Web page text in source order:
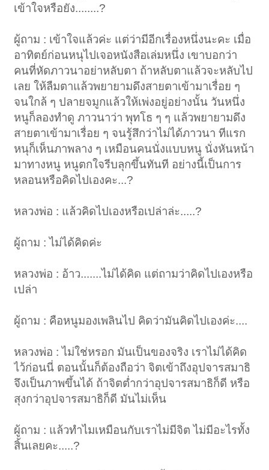
เข้าใจหรือยัง........?
ผู้ถาม : เข้าใจแล้วค่ะ แต่ว่ามีอีกเรื่องหนึ่งนะคะ เมื่อ
อาทิตย์ก่อนหนุไปเจอหนังสือเล่มหนึ่ง เขาบอกว่า
คนที่หัดภาวนาอย่าหลับตา ถ้าหลับตาแล้วจะหลับไป
เลย ให้ลืมตาแล้วพยายามดึงสายตาเข้ามาเรื่อย ๆ
จนใกล้ ๆ ปลายจมูกแล้วให้เพ่งอยู่อย่างนั้น วันหนึ่ง
หนูก็ลองทำดู ภาวนาว่า พุทโธ ๆ ๆ แล้วพยายามดึง
สายตาเข้ามาเรื่อย ๆ จนรู้สึกว่าไม่ได้ภาวนา ทีแรก
หนุก็เห็นภาพลาง ๆ เหมือนคนนั่งแบบหนู นั่งหันหน้า
มาทางหนู หนูตกใจรีบลุกขึ้นทันที อย่างนี้เป็นการ
หลอนหรือคิดไปเองคะ...?
หลวงพ่อ : แล้วคิดไปเองหรือเปล่าล่ะ.....?
ผู้ถาม : ไม่ได้คิดค่ะ
หลวงพ่อ : อ้าว.......ไม่ได้คิด แต่ถามว่าคิดไปเองหรือ
เปล่า
ผู้ถาม : คือหนูมองเพลินไป คิดว่ามันคิดไปเองค่ะ....
หลวงพ่อ : ไม่ใช่หรอก มันเป็นของจริง เราไม่ได้คิด
ไว้ก่อนนี่ ตอนนั้นก็ต้องถือว่า จิตเข้าถึงอุปจารสมาธิ
จึงเป็นภาพขึ้นได้ ถ้าจิตต่ำกว่าอุปจารสมาธิก็ดี หรือ
สุงกว่าอุปจารสมาธิก็ดี มันไม่เห็น
ผู้ถาม : แล้วทำไมเหมือนกับเราไม่มีจิต ไม่มีอะไรทั้ง
สิ้นเลยคะ.....?